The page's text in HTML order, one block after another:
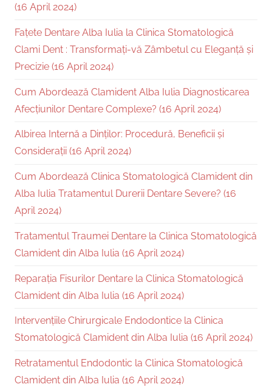
(16 April 2024)
Fațete Dentare Alba Iulia la Clinica Stomatologică
Clami Dent : Transformați-vă Zâmbetul cu Eleganță și
Precizie (16 April 2024)
Cum Abordează Clamident Alba Iulia Diagnosticarea
Afecțiunilor Dentare Complexe? (16 April 2024)
Albirea Internă a Dinților: Procedură, Beneficii și
Considerații (16 April 2024)
Cum Abordează Clinica Stomatologică Clamident din
Alba Iulia Tratamentul Durerii Dentare Severe? (16
April 2024)
Tratamentul Traumei Dentare la Clinica Stomatologică
Clamident din Alba Iulia (16 April 2024)
Reparația Fisurilor Dentare la Clinica Stomatologică
Clamident din Alba Iulia (16 April 2024)
Intervențiile Chirurgicale Endodontice la Clinica
Stomatologică Clamident din Alba Iulia (16 April 2024)
Retratamentul Endodontic la Clinica Stomatologică
Clamident din Alba Iulia (16 April 2024)